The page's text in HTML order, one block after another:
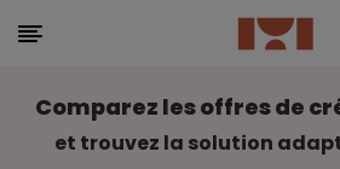
Comparez les offres de
et trouvez la solution